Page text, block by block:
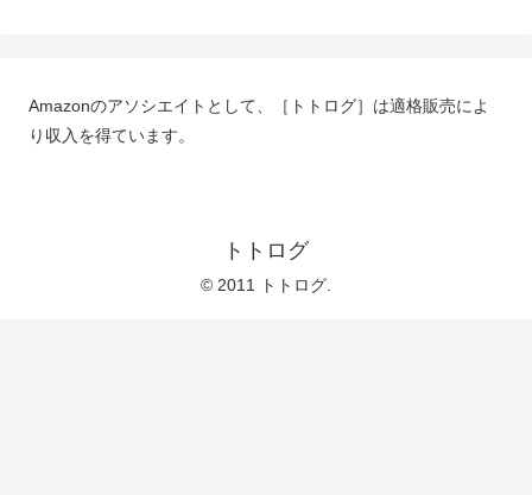
Amazonのアソシエイトとして、［トトログ］は適格販売によ
り収入を得ています。
トトログ
© 2011 トトログ.